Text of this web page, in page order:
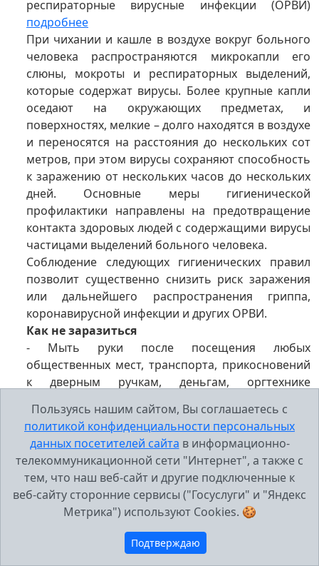
респираторные вирусные инфекции (ОРВИ)
подробнее
При чихании и кашле в воздухе вокруг больного
человека распространяются микрокапли его
слюны, мокроты и респираторных выделений,
которые содержат вирусы. Более крупные капли
оседают на окружающих предметах, и
поверхностях, мелкие – долго находятся в воздухе
и переносятся на расстояния до нескольких сот
метров, при этом вирусы сохраняют способность
к заражению от нескольких часов до нескольких
дней. Основные меры гигиенической
профилактики направлены на предотвращение
контакта здоровых людей с содержащими вирусы
частицами выделений больного человека.
Соблюдение следующих гигиенических правил
позволит существенно снизить риск заражения
или дальнейшего распространения гриппа,
коронавирусной инфекции и других ОРВИ.
Как не заразиться
- Мыть руки после посещения любых
общественных мест, транспорта, прикосновений
к дверным ручкам, деньгам, оргтехнике
перед едой и приготовлением пищи. Уделите
особое внимание тщательному намыливанию (не
менее 20 секунд), и последующему полному
осушению рук.
- После возвращения с улицы домой - вымыть
руки и лицо с мылом, промыть нос
изотоническим раствором соли.
- Прикасаться к лицу, глазам – только недавно
вымытыми руками. При отсутствии доступа к воде
Пользуясь нашим сайтом, Вы соглашаетесь с
политикой конфиденциальности персональных
данных посетителей сайта в информационно-
телекоммуникационной сети "Интернет", а также с
тем, что наш веб-сайт и другие подключенные к
веб-сайту сторонние сервисы ("Госуслуги" и "Яндекс
Метрика") используют Cookies. 🍪
Подтверждаю